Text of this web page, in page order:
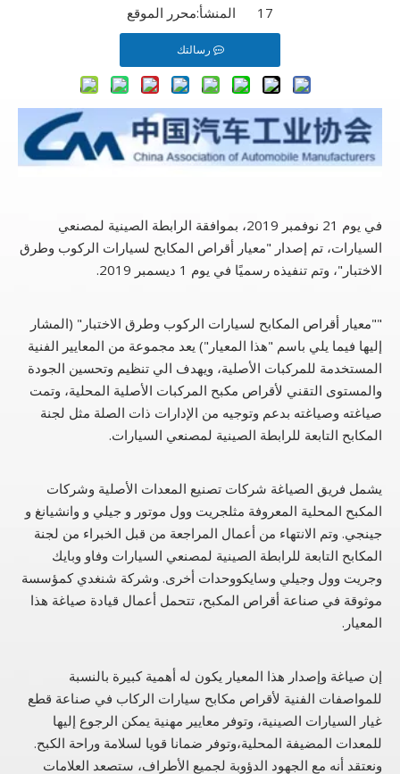
17 المنشأ:
محرر الموقع
رسالتك
في يوم 21 نوفمبر 2019، بموافقة الرابطة الصينية لمصنعي
السيارات، تم إصدار "معيار أقراص المكابح لسيارات الركوب وطرق
الاختبار"، وتم تنفيذه رسميًا في يوم 1 ديسمبر 2019.
""معيار أقراص المكابح لسيارات الركوب وطرق الاختبار" (المشار
إليها فيما يلي باسم "هذا المعيار") يعد مجموعة من المعايير الفنية
المستخدمة للمركبات الأصلية، ويهدف الي تنظيم وتحسين الجودة
والمستوى التقني لأقراص مكبح المركبات الأصلية المحلية، وتمت
صياغته وصياغته بدعم وتوجيه من الإدارات ذات الصلة مثل لجنة
المكابح التابعة للرابطة الصينية لمصنعي السيارات.
يشمل فريق الصياغة شركات تصنيع المعدات الأصلية وشركات
المكبح المحلية المعروفة مثلجريت وول موتور و جيلي و وانشيانغ و
جينجي. وتم الانتهاء من أعمال المراجعة من قبل الخبراء من لجنة
المكابح التابعة للرابطة الصينية لمصنعي السيارات وفاو وبايك
وجريت وول وجيلي وسايكووحدات أخرى. وشركة شنغدي كمؤسسة
موثوقة في صناعة أقراص المكبح، تتحمل أعمال قيادة صياغة هذا
المعيار.
إن صياغة وإصدار هذا المعيار يكون له أهمية كبيرة بالنسبة
للمواصفات الفنية لأقراص مكابح سيارات الركاب في صناعة قطع
غيار السيارات الصينية، وتوفر معايير مهنية يمكن الرجوع إليها
للمعدات المضيفة المحلية،وتوفر ضمانا قويا لسلامة وراحة الكبح.
ونعتقد أنه مع الجهود الدؤوبة لجميع الأطراف، ستصعد العلامات